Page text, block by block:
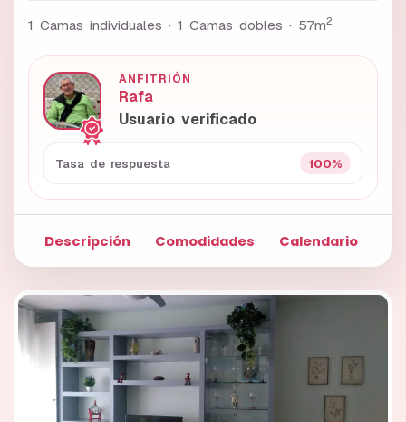
1 Camas individuales · 1 Camas dobles · 57m2
ANFITRIÓN
Rafa
Usuario verificado
Tasa de respuesta 100%
Descripción Comodidades Calendario